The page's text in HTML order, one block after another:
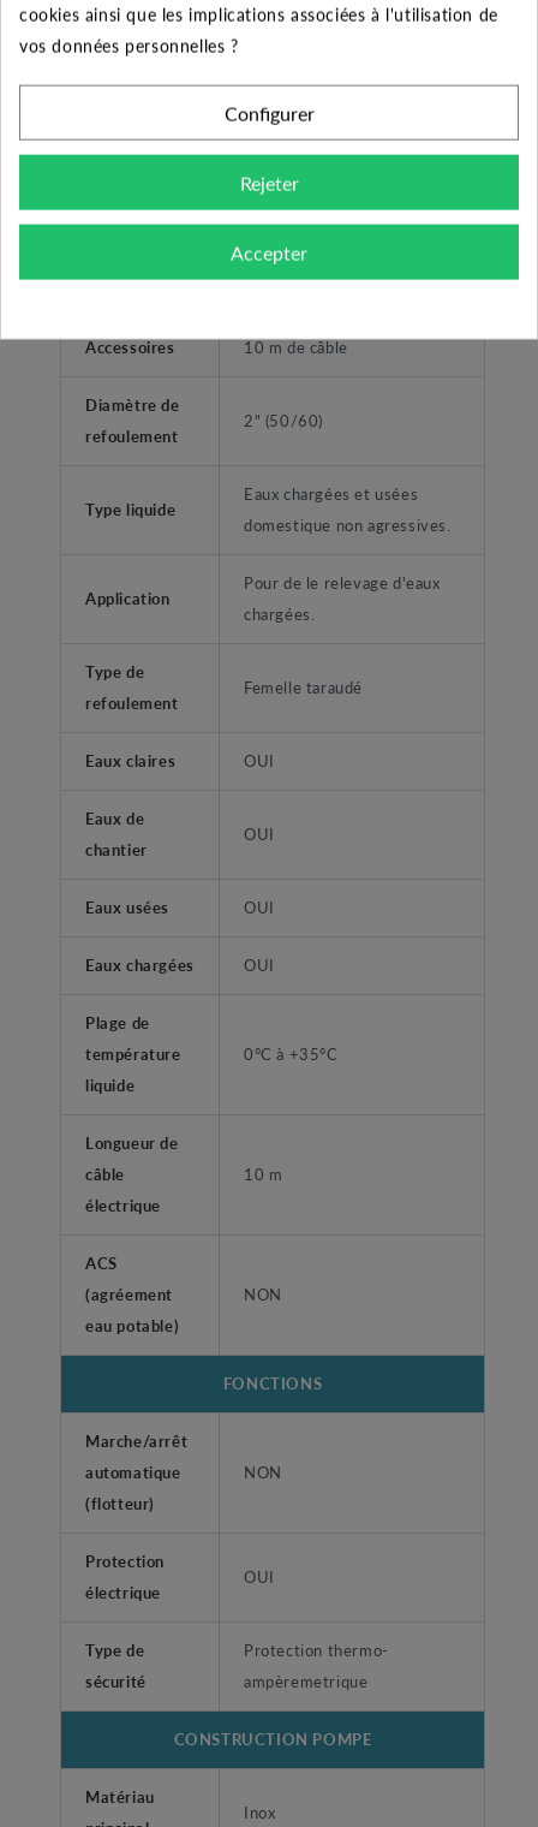
CARACTÉRISTIQUES GÉNÉRALES
Désignation Pompe FEKA VS 550 M
Garantie 2 ans
DAB
Utilisateurs
Domestique et
Accessoires 10 m de câble
Diamètre de
refoulement
2" (50/60)
Type liquide
Eaux chargées et usées
domestique non agressives.
Application
Pour de le relevage d'eaux
chargées.
Type de
refoulement
Femelle taraudé
Eaux claires OUI
Eaux de
chantier
OUI
Eaux usées OUI
Eaux chargées OUI
Plage de
température
liquide
0°C à +35°C
Longueur de
câble
électrique
10 m
ACS
(agréement
eau potable)
NON
FONCTIONS
Marche/arrêt
automatique
(flotteur)
NON
Protection
électrique
OUI
Type de
sécurité
Protection thermo-
ampèremetrique
CONSTRUCTION POMPE
Matériau
Inox
cookies ainsi que les implications associées à l'utilisation de
vos données personnelles ?
Configurer
Rejeter
Accepter